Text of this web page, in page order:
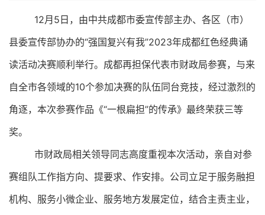
12月 5 日，由中共成都市委宣传部主办、各区（市）
县委宣传部协办的“强国复兴有我”2023年成都红色经典诵
读活动决赛顺利举行。成都再担保代表市财政局参赛，与来
自全市各领域的10个参加决赛的队伍同台竞技，经过激烈的
角逐，本次参赛作品《“一根扁担”的传承》最终荣获三等
奖。
市财政局相关领导同志高度重视本次活动，亲自对参
赛组队工作指方向、提要求、作安排。公司立足于服务融担
机构、服务小微企业、服务地方发展定位，结合主责主业，